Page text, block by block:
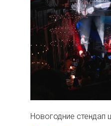
Новогодние стендап